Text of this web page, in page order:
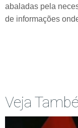
abaladas pela
de informações
Veja